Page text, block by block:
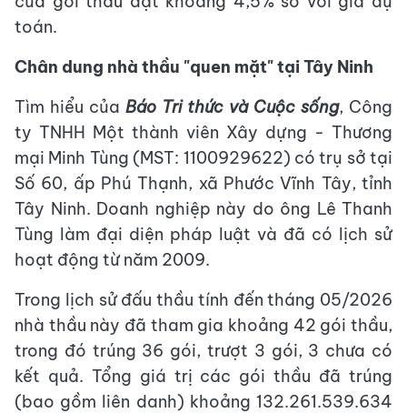
toán.
Chân dung nhà thầu "quen mặt" tại Tây Ninh
Tìm hiểu của Báo Tri thức và Cuộc sống, Công
ty TNHH Một thành viên Xây dựng - Thương
mại Minh Tùng (MST: 1100929622) có trụ sở tại
Số 60, ấp Phú Thạnh, xã Phước Vĩnh Tây, tỉnh
Tây Ninh. Doanh nghiệp này do ông Lê Thanh
Tùng làm đại diện pháp luật và đã có lịch sử
hoạt động từ năm 2009.
Trong lịch sử đấu thầu tính đến tháng 05/2026
nhà thầu này đã tham gia khoảng 42 gói thầu,
trong đó trúng 36 gói, trượt 3 gói, 3 chưa có
kết quả. Tổng giá trị các gói thầu đã trúng
(bao gồm liên danh) khoảng 132.261.539.634